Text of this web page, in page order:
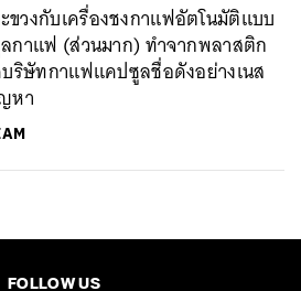
วงกับเครื่องชงกาแฟอัตโนมัติแบบ
กาแฟ (ส่วนมาก) ทำจากพลาสติก
ริษัทกาแฟแคปซูลชื่อดังอย่างเนส
หา
FOLLOW US